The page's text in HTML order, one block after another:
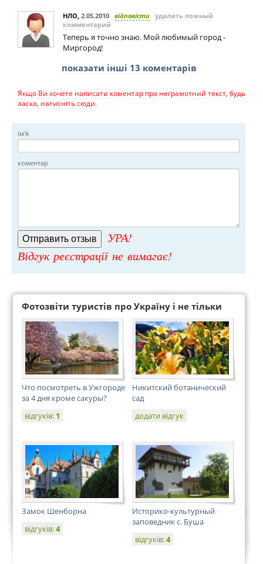
НЛО, 2.05.2010 відповісти удалить ложный
комментарий
Теперь я точно знаю. Мой любимый город -
Миргород!
показати інші 13 коментарів
Якщо Ви хочете написати коментар про неграмотний текст, будь
ласка, натисніть сюди.
ім'я
коментар
УРА!
Відгук реєстрації не вимагає!
Фотозвіти туристів про Україну і не тільки
Что посмотреть в Ужгороде
за 4 дня кроме сакуры?
відгуків: 1
Никитский ботанический
сад
додати відгук
Замок Шенборна
відгуків:4
Историко-культурный
заповедник с. Буша
відгуків:4